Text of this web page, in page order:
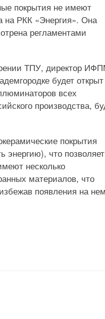
покрытия не имеют
на РКК «Энергия». Она
регламентами
ТПУ, директор
будет открыт
всех
производства,
покрытия
энергию), что позволяет
несколько
материалов, что
появления на